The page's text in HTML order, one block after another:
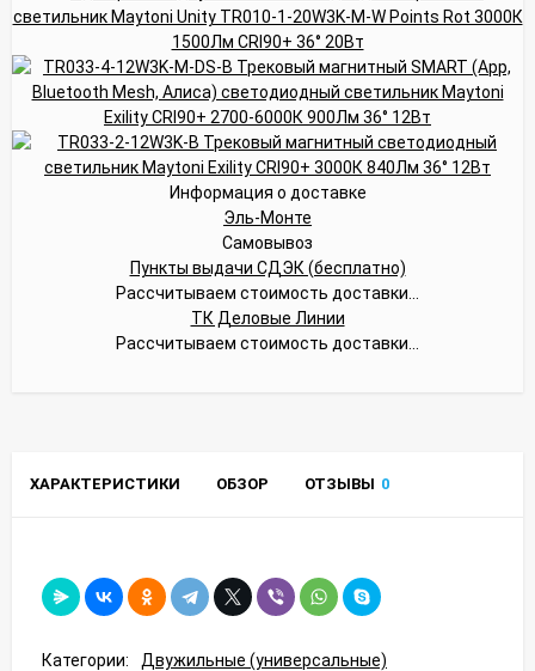
Информация о доставке
Эль-Монте
Самовывоз
Пункты выдачи СДЭК (бесплатно)
Рассчитываем стоимость доставки...
ТК Деловые Линии
Рассчитываем стоимость доставки...
ХАРАКТЕРИСТИКИ ОБЗОР ОТЗЫВЫ 0
Категории:
Двужильные (универсальные)